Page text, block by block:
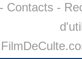
- Contacts -